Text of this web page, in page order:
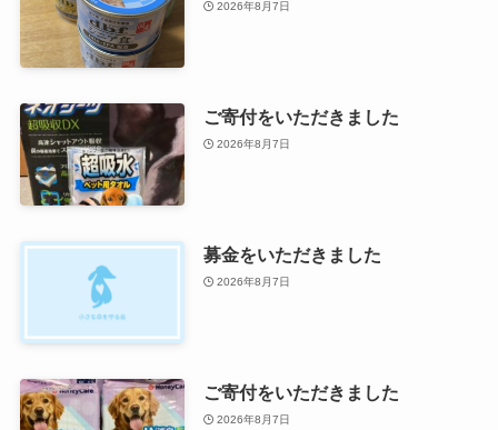
2026年8月7日
ご寄付をいただきました
2026年8月7日
募金をいただきました
2026年8月7日
ご寄付をいただきました
2026年8月7日